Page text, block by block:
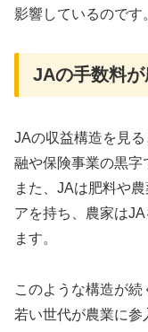
影響しているのです
JAの手数料が
JAの収益構造を見
融や保険事業の黒字
また、JAは肥料や
アを持ち、農家は
ます。
このような構造が続
若い世代が農業に参